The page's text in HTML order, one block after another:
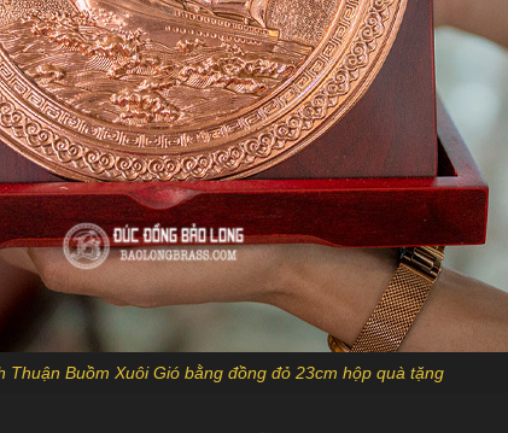
Thuận Buồm Xuôi Gió bằng đồng đỏ 23cm hộp quà tặng